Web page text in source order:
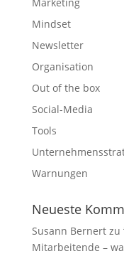
Marketing
Mindset
Newsletter
Organisation
Out of the box
Social-Media
Tools
Warnungen
Neueste
Susann Bernertzu
Mitarbeitende –